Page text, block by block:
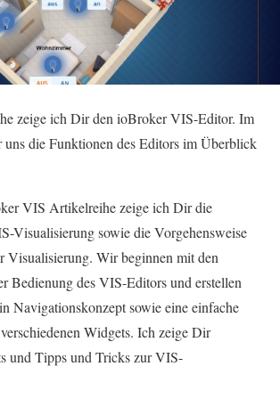
zeige ich Dir den ioBroker VIS-Editor. Im
die Funktionen des Editors im Überblick
VIS Artikelreihe zeige ich Dir die
Visualisierung sowie die Vorgehensweise
Visualisierung. Wir beginnen mit den
Bedienung des VIS-Editors und erstellen
Navigationskonzept sowie eine einfache
Widgets. Ich zeige Dir
und Tipps und Tricks zur VIS-